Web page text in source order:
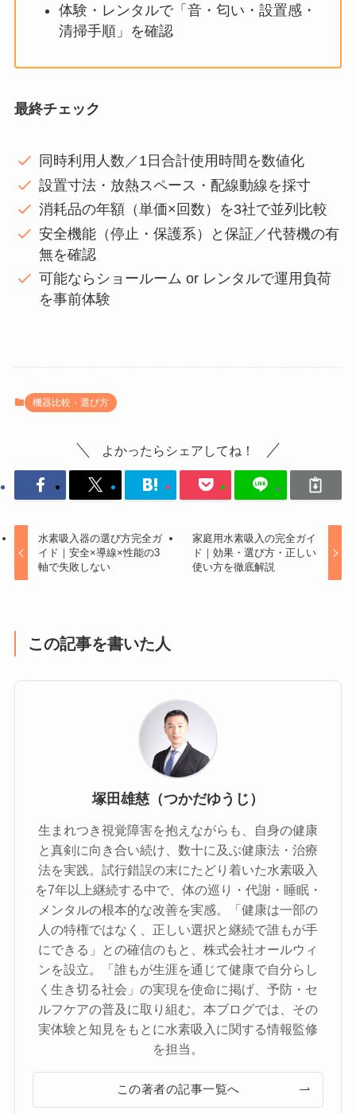
体験・レンタルで「音・匂い・設置感・
清掃手順」を確認
最終チェック
同時利用人数／1日合計使用時間を数値化
設置寸法・放熱スペース・配線動線を採寸
消耗品の年額（単価×回数）を3社で並列比較
安全機能（停止・保護系）と保証／代替機の有
無を確認
可能ならショールーム or レンタルで運用負荷
を事前体験
機器比較・選び方
よかったらシェアしてね！
水素吸入器の選び方完全ガ
イド｜安全×導線×性能の3
軸で失敗しない
家庭用水素吸入の完全ガイ
ド｜効果・選び方・正しい
使い方を徹底解説
この記事を書いた人
塚田雄慈（つかだゆうじ）
生まれつき視覚障害を抱えながらも、自身の健康
と真剣に向き合い続け、数十に及ぶ健康法・治療
法を実践。試行錯誤の末にたどり着いた水素吸入
を7年以上継続する中で、体の巡り・代謝・睡眠・
メンタルの根本的な改善を実感。「健康は一部の
人の特権ではなく、正しい選択と継続で誰もが手
にできる」との確信のもと、株式会社オールウィ
ンを設立。「誰もが生涯を通じて健康で自分らし
く生き切る社会」の実現を使命に掲げ、予防・セ
ルフケアの普及に取り組む。本ブログでは、その
実体験と知見をもとに水素吸入に関する情報監修
を担当。
この著者の記事一覧へ